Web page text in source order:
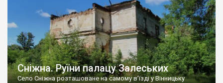
Сніжна. Руїни палацу Залеських
Село Сніжна розташоване на самому в’їзді у Вінницьку